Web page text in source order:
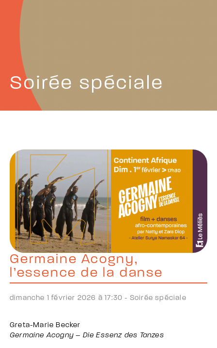
Soirée spéciale
Germaine Acogny,
l’essence de la danse
dimanche 1 février 2026 à 17:30 - Soirée spéciale
Greta-Marie Becker
Germaine Acogny – Die Essenz des Tanzes